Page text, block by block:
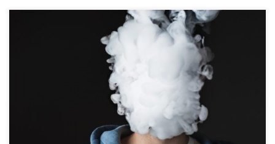
Wśród młodzieży i młodych dorosłych, gdy używają e-papierosów
prawdopodobieństwo zakażenia koronawirusem jest nawet 7 razy
większe. Jest to wynik dużego […]